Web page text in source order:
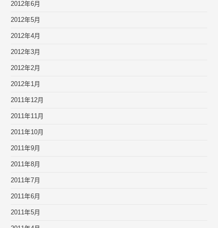
2012年6月
2012年5月
2012年4月
2012年3月
2012年2月
2012年1月
2011年12月
2011年11月
2011年10月
2011年9月
2011年8月
2011年7月
2011年6月
2011年5月